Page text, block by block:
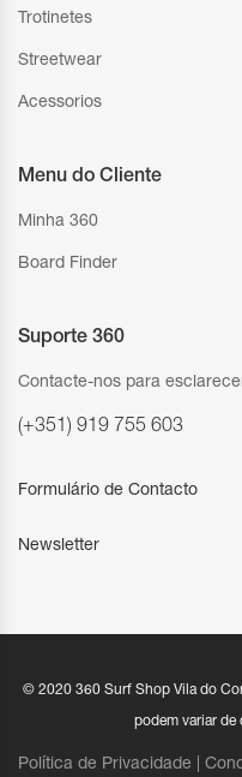
Trotinetes
Streetwear
Acessorios
Menu do Cliente
Minha 360
Board Finder
Suporte 360
Contacte-nos para
(+351) 919 755 603
Formulário de Contacto
Newsletter
© 2020 360 Surf Shop Vila do
podem variar de
Política de Privacidade |